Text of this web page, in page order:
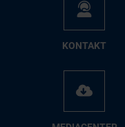
KON­TAKT